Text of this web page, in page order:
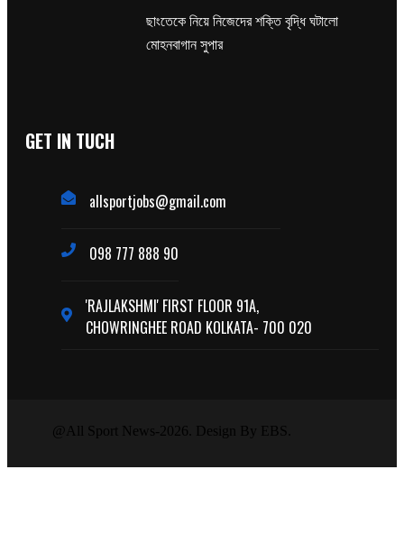
ছাংতেকে নিয়ে নিজেদের শক্তি বৃদ্ধি ঘটালো
মোহনবাগান সুপার
GET IN TUCH
allsportjobs@gmail.com
098 777 888 90
'RAJLAKSHMI' FIRST FLOOR 91A,
CHOWRINGHEE ROAD KOLKATA- 700 020
@All Sport News-2026. Design By EBS.